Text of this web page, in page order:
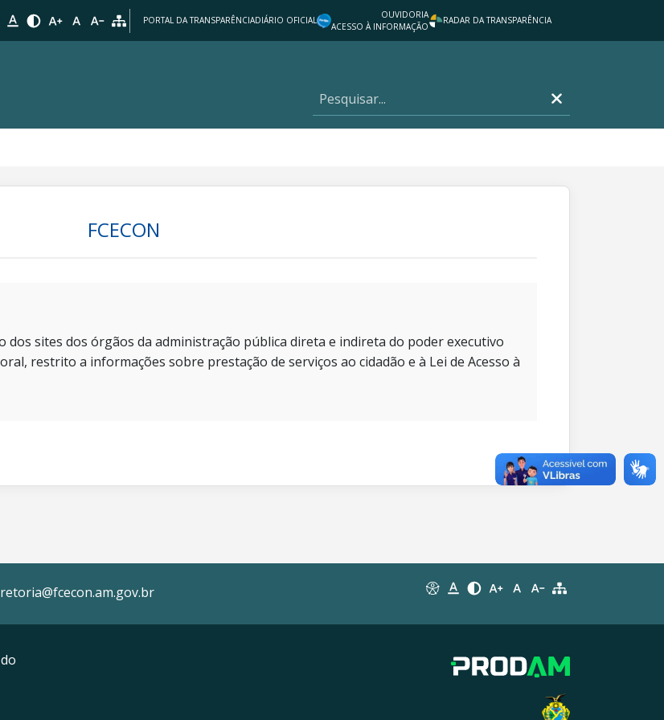
PORTAL DA TRANSPARÊNCIADIÁRIO OFICIAL
OUVIDORIA
ACESSO À INFORMAÇÃO
RADAR DA TRANSPARÊNCIA
FCECON
dos sites dos órgãos da administração pública direta e indireta do poder executivo
restrito a informações sobre prestação de serviços ao cidadão e à Lei de Acesso à